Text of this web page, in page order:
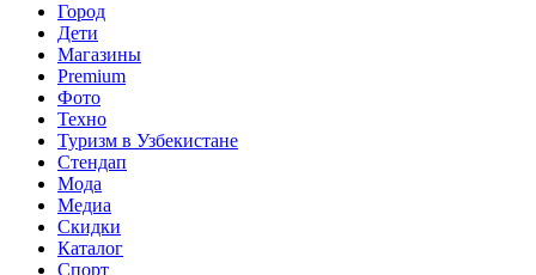
Город
Дети
Магазины
Premium
Фото
Техно
Туризм в Узбекистане
Стендап
Мода
Медиа
Скидки
Каталог
Спорт